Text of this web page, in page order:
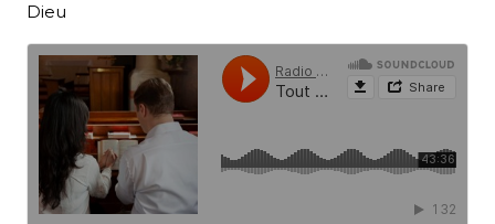
Dieu